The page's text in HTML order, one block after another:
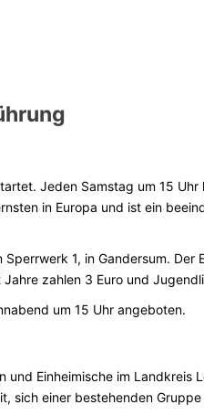
Jeden Samstag um 15 Uhr
in Europa und ist ein
1, in Gandersum. Der
zahlen 3 Euro und
um 15 Uhr angeboten.
Einheimische im Landkreis
sich einer bestehenden